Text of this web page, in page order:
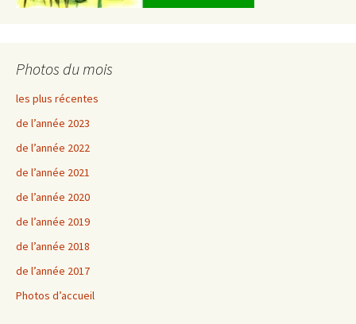
Photos du mois
les plus récentes
de l’année 2023
de l’année 2022
de l’année 2021
de l’année 2020
de l’année 2019
de l’année 2018
de l’année 2017
Photos d’accueil